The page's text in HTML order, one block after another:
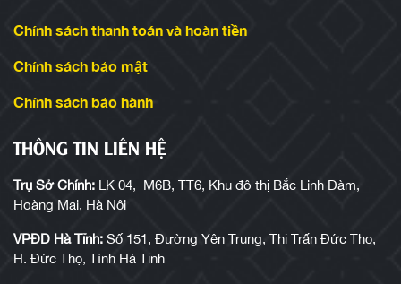
Chính sách thanh toán và hoàn tiền
Chính sách bảo mật
Chính sách bảo hành
THÔNG TIN LIÊN HỆ
Trụ Sở Chính: LK 04, M6B, TT6, Khu đô thị Bắc Linh Đàm,
Hoàng Mai, Hà Nội
VPĐD Hà Tĩnh: Số 151, Đường Yên Trung, Thị Trấn Đức Thọ,
H. Đức Thọ, Tỉnh Hà Tĩnh